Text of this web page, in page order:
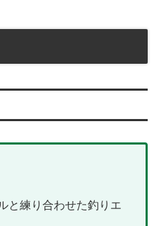
と練り合わせた釣りエ